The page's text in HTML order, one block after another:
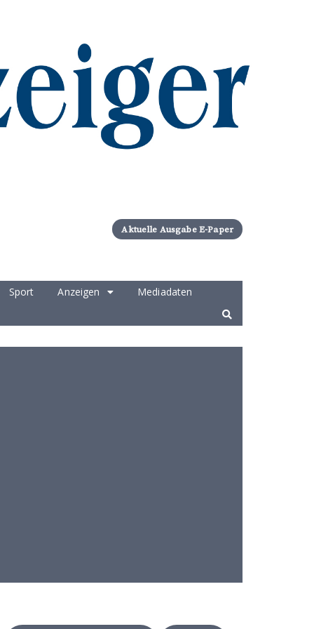
Aktuelle Ausgabe E-Paper
Sport Anzeigen
Mediadaten